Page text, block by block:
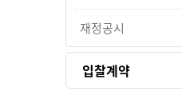
재정공시
입찰계약